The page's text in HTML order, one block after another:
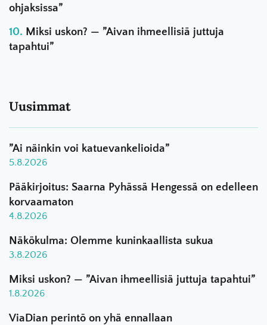
ohjaksissa”
Miksi uskon? — ”Aivan ihmeellisiä juttuja
tapahtui”
Uusimmat
”Ai näinkin voi katuevankelioida”
5.8.2026
Pääkirjoitus: Saarna Pyhässä Hengessä on edelleen
korvaamaton
4.8.2026
Näkökulma: Olemme kuninkaallista sukua
3.8.2026
Miksi uskon? — ”Aivan ihmeellisiä juttuja tapahtui”
1.8.2026
ViaDian perintö on yhä ennallaan